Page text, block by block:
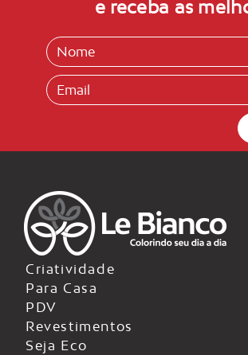
e receba as
Criatividade
Para Casa
PDV
Revestimentos
Seja Eco